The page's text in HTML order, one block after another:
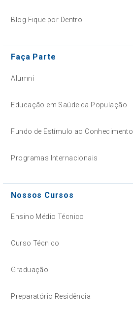
Blog Fique por Dentro
Faça Parte
Alumni
Educação em Saúde da População
Fundo de Estímulo ao Conhecimento
Programas Internacionais
Nossos Cursos
Ensino Médio Técnico
Curso Técnico
Graduação
Preparatório Residência